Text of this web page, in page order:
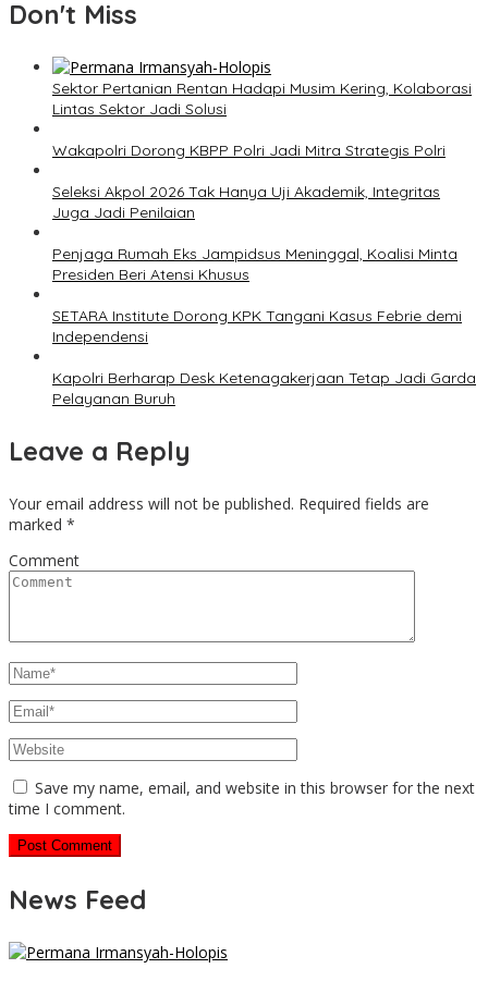
Don't Miss
Sektor Pertanian Rentan Hadapi Musim Kering, Kolaborasi
Lintas Sektor Jadi Solusi
Wakapolri Dorong KBPP Polri Jadi Mitra Strategis Polri
Seleksi Akpol 2026 Tak Hanya Uji Akademik, Integritas
Juga Jadi Penilaian
Penjaga Rumah Eks Jampidsus Meninggal, Koalisi Minta
Presiden Beri Atensi Khusus
SETARA Institute Dorong KPK Tangani Kasus Febrie demi
Independensi
Kapolri Berharap Desk Ketenagakerjaan Tetap Jadi Garda
Pelayanan Buruh
Leave a Reply
Your email address will not be published. Required fields are
marked *
Comment
Save my name, email, and website in this browser for the next
time I comment.
News Feed